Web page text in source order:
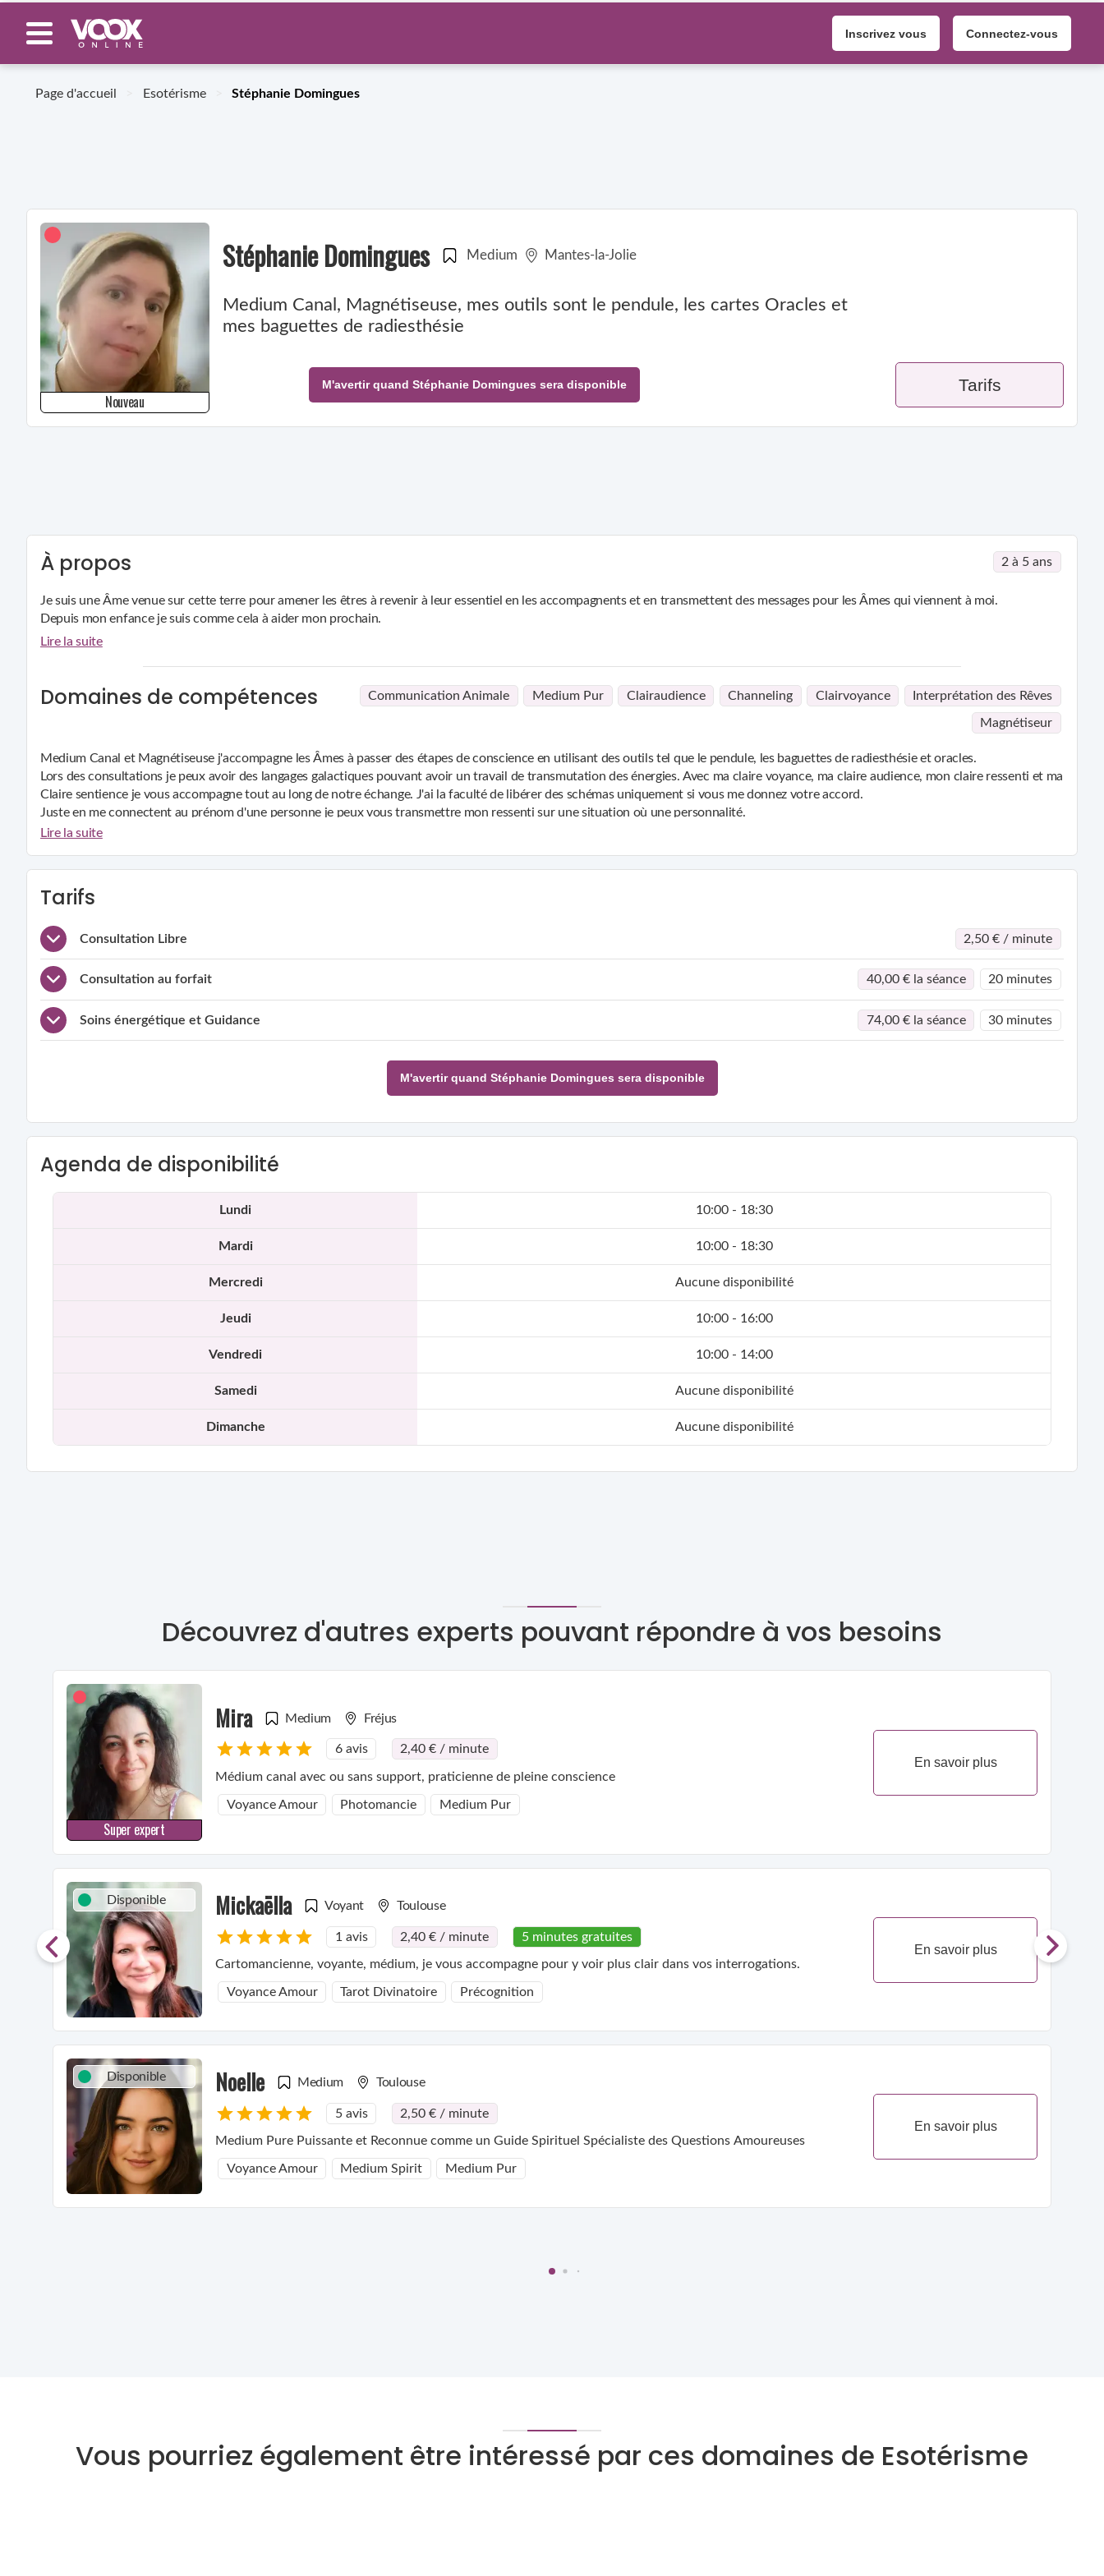
Inscrivez vous Connectez-vous
Page d'accueil Esotérisme Stéphanie Domingues
Nouveau
Stéphanie Domingues Medium Mantes-la-Jolie
Medium Canal, Magnétiseuse, mes outils sont le pendule, les cartes Oracles et
mes baguettes de radiesthésie
M'avertir quand Stéphanie Domingues sera disponible Tarifs
À propos 2 à 5 ans
Je suis une Âme venue sur cette terre pour amener les êtres à revenir à leur essentiel en les accompagnents et en transmettent des messages pour les Âmes qui viennent à moi.
Depuis mon enfance je suis comme cela à aider mon prochain.
Lire la suite
Domaines de compétences Communication Animale Medium Pur Clairaudience Channeling Clairvoyance Interprétation des Rêves
Magnétiseur
Medium Canal et Magnétiseuse j'accompagne les Âmes à passer des étapes de conscience en utilisant des outils tel que le pendule, les baguettes de radiesthésie et oracles.
Lors des consultations je peux avoir des langages galactiques pouvant avoir un travail de transmutation des énergies. Avec ma claire voyance, ma claire audience, mon claire ressenti et ma
Claire sentience je vous accompagne tout au long de notre échange. J'ai la faculté de libérer des schémas uniquement si vous me donnez votre accord.
Juste en me connectent au prénom d'une personne je peux vous transmettre mon ressenti sur une situation où une personnalité.
Avec mon Magnétisme je peux vous transmettre la cause de votre Mal, calmer vos douleurs en mettant également des mots dessus pour que les maux soit transmutés en amour et en
Si la vie m'a donnée toute ces facultés, c'est pour les utiliser dans l'amour, la paix, la joie et le bienveillance.
Lire la suite
Tarifs
Consultation Libre 2,50 € / minute
Consultation au forfait 40,00 € la séance 20 minutes
Soins énergétique et Guidance 74,00 € la séance 30 minutes
M'avertir quand Stéphanie Domingues sera disponible
Agenda de disponibilité
Lundi 10:00 - 18:30
Mardi 10:00 - 18:30
Mercredi Aucune disponibilité
Jeudi 10:00 - 16:00
Vendredi 10:00 - 14:00
Samedi Aucune disponibilité
Dimanche Aucune disponibilité
Découvrez d'autres experts pouvant répondre à vos besoins
Super expert
Mira Medium Fréjus
6 avis 2,40 € / minute
Médium canal avec ou sans support, praticienne de pleine conscience
Voyance Amour Photomancie Medium Pur
En savoir plus
Disponible Mickaëlla Voyant Toulouse
1 avis 2,40 € / minute 5 minutes gratuites
Cartomancienne, voyante, médium, je vous accompagne pour y voir plus clair dans vos interrogations.
Voyance Amour Tarot Divinatoire Précognition
En savoir plus
Disponible Noelle Medium Toulouse
5 avis 2,50 € / minute
Medium Pure Puissante et Reconnue comme un Guide Spirituel Spécialiste des Questions Amoureuses
Voyance Amour Medium Spirit Medium Pur
En savoir plus
Vous pourriez également être intéressé par ces domaines de Esotérisme